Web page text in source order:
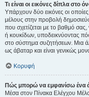
Τι είναι οι εικόνες δίπλα στο
Υπάρχουν δύο εικόνες οι
μέλους στην προβολή
που σχετίζεται με το βαθμό
ή κουκίδων, υποδεικνύοντας
στο σύστημα συζητήσεων. Μια
ως άβαταρ και είναι γενικώς
Κορυφή
Πώς μπορώ να εμφανίσω ένα
Μέσα στον Πίνακα Ελέγχου